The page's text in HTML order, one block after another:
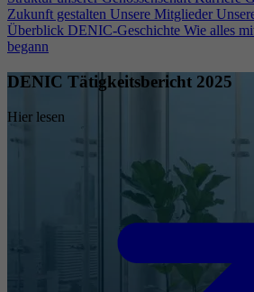
Zukunft gestalten Unsere Mitglieder
Überblick DENIC-Geschichte Wie alles
begann
DENIC Tätigkeitsbericht 2025
Hier lesen